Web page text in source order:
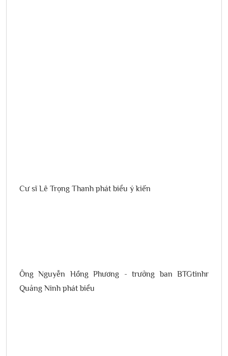
Cư sĩ Lê Trọng Thanh phát biểu ý kiến
Ông Nguyễn Hồng Phương - trưởng ban BTGtinhr
Quảng Ninh phát biểu